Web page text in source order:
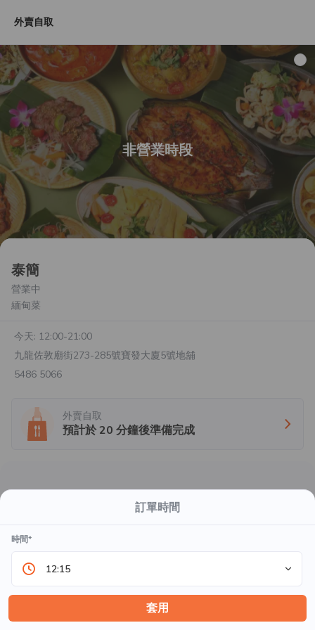
訂單時間
時間*
12:15
套用
外賣自取
非營業時段
泰簡
營業中
緬甸菜
今天: 12:00-21:00
九龍佐敦廟街273-285號寶發大廈5號地舖
5486 5066
外賣自取
預計於20 分鐘後準備完成
哎喲！！
沒有產品存在於此菜單內，請稍後再試。